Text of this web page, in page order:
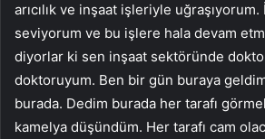
arıcılık ve inşaat işleriyle
seviyorum ve bu işlere hala devam
diyorlar ki sen inşaat sektöründe
doktoruyum. Ben bir gün buraya
burada. Dedim burada her tarafı
kamelya düşündüm. Her tarafı cam